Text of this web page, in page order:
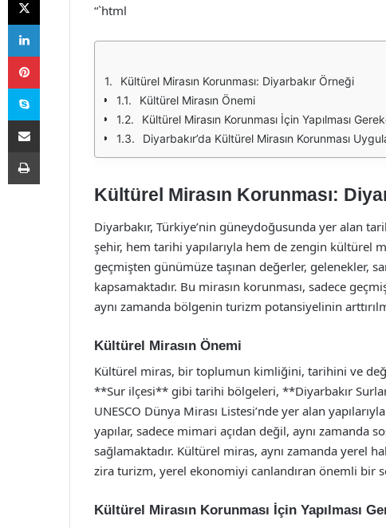
“`html
Kültürel Mirasın Korunması: Diyarbakır Örneği
Kültürel Mirasın Önemi
Kültürel Mirasın Korunması İçin Yapılması
Diyarbakır’da Kültürel Mirasın Korunması
Kültürel Mirasın Korunması:
Diyarbakır, Türkiye’nin güneydoğusunda yer alan
şehir, hem tarihi yapılarıyla hem de zengin kültürel
geçmişten günümüze taşınan değerler, gelenekler,
kapsamaktadır. Bu mirasın korunması, sadece
aynı zamanda bölgenin turizm potansiyelinin
Kültürel Mirasın Önemi
Kültürel miras, bir toplumun kimliğini, tarihini ve
**Sur ilçesi** gibi tarihi bölgeleri, **Diyarbakır
UNESCO Dünya Mirası Listesi’nde yer alan
yapılar, sadece mimari açıdan değil, aynı zamanda
sağlamaktadır. Kültürel miras, aynı zamanda yerel
zira turizm, yerel ekonomiyi canlandıran önemli bir
Kültürel Mirasın Korunması İçin Yapılması
LinkedIn
Pinterest
Skype
E-Posta ile paylaş